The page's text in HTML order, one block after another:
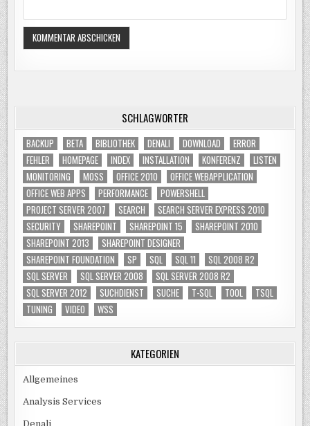
SCHLAGWÖRTER
BACKUP BETA BIBLIOTHEK DENALI DOWNLOAD
ERROR
FEHLER
HOMEPAGE INDEX INSTALLATION KONFERENZ
LISTEN
MONITORING
MOSS OFFICE 2010
OFFICE WEBAPPLICATION
OFFICE WEB APPS
PERFORMANCE
POWERSHELL
PROJECT SERVER 2007
SEARCH
SEARCH SERVER EXPRESS 2010
SECURITY
SHAREPOINT SHAREPOINT 15
SHAREPOINT 2010
SHAREPOINT 2013
SHAREPOINT DESIGNER
SHAREPOINT FOUNDATION
SP SQL SQL 11
SQL 2008 R2
SQL SERVER
SQL SERVER 2008
SQL SERVER 2008 R2
SQL SERVER 2012
SUCHDIENST SUCHE T-SQL TOOL
TSQL
TUNING
VIDEO WSS
KATEGORIEN
Allgemeines
Analysis Services
Denali